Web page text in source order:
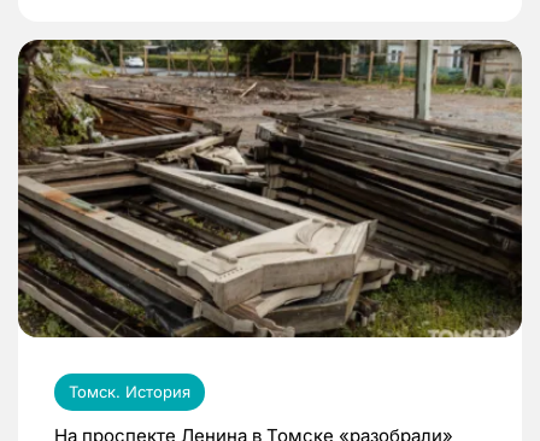
Томск. История
На проспекте Ленина в Томске «разобрали»